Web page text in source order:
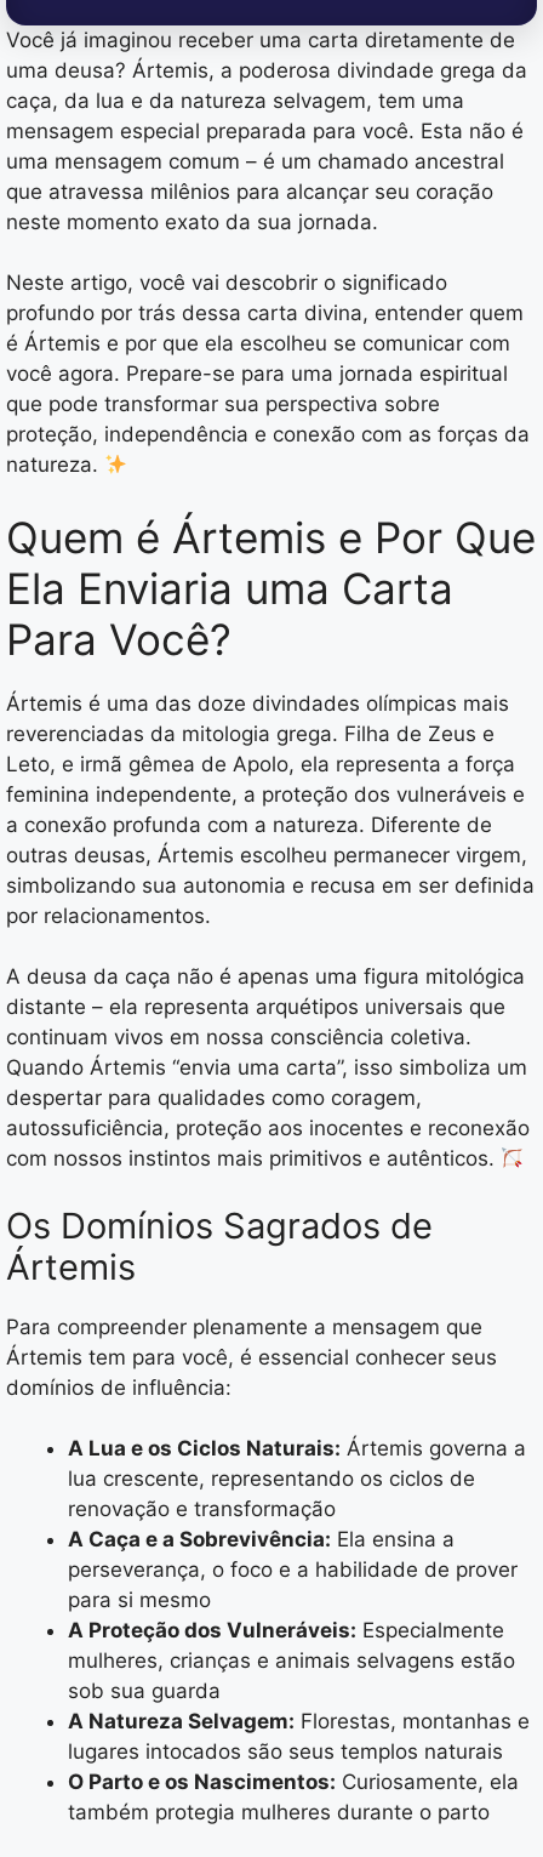
Você já imaginou receber uma carta diretamente de
uma deusa? Ártemis, a poderosa divindade grega da
caça, da lua e da natureza selvagem, tem uma
mensagem especial preparada para você. Esta não é
uma mensagem comum – é um chamado ancestral
que atravessa milênios para alcançar seu coração
neste momento exato da sua jornada.
Neste artigo, você vai descobrir o significado
profundo por trás dessa carta divina, entender quem
é Ártemis e por que ela escolheu se comunicar com
você agora. Prepare-se para uma jornada espiritual
que pode transformar sua perspectiva sobre
proteção, independência e conexão com as forças da
natureza.
Quem é Ártemis e Por Que
Ela Enviaria uma Carta
Para Você?
Ártemis é uma das doze divindades olímpicas mais
reverenciadas da mitologia grega. Filha de Zeus e
Leto, e irmã gêmea de Apolo, ela representa a força
feminina independente, a proteção dos vulneráveis e
a conexão profunda com a natureza. Diferente de
outras deusas, Ártemis escolheu permanecer virgem,
simbolizando sua autonomia e recusa em ser definida
por relacionamentos.
A deusa da caça não é apenas uma figura mitológica
distante – ela representa arquétipos universais que
continuam vivos em nossa consciência coletiva.
Quando Ártemis “envia uma carta”, isso simboliza um
despertar para qualidades como coragem,
autossuficiência, proteção aos inocentes e reconexão
com nossos instintos mais primitivos e autênticos.
Os Domínios Sagrados de
Ártemis
Para compreender plenamente a mensagem que
Ártemis tem para você, é essencial conhecer seus
domínios de influência:
A Lua e os Ciclos Naturais: Ártemis governa a
lua crescente, representando os ciclos de
renovação e transformação
A Caça e a Sobrevivência: Ela ensina a
perseverança, o foco e a habilidade de prover
para si mesmo
A Proteção dos Vulneráveis: Especialmente
mulheres, crianças e animais selvagens estão
sob sua guarda
A Natureza Selvagem: Florestas, montanhas e
lugares intocados são seus templos naturais
O Parto e os Nascimentos: Curiosamente, ela
também protegia mulheres durante o parto